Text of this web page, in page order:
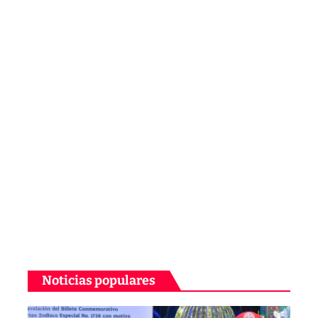
Noticias populares